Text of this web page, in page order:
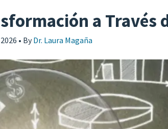
a Través
• ByDr. Laura Magaña